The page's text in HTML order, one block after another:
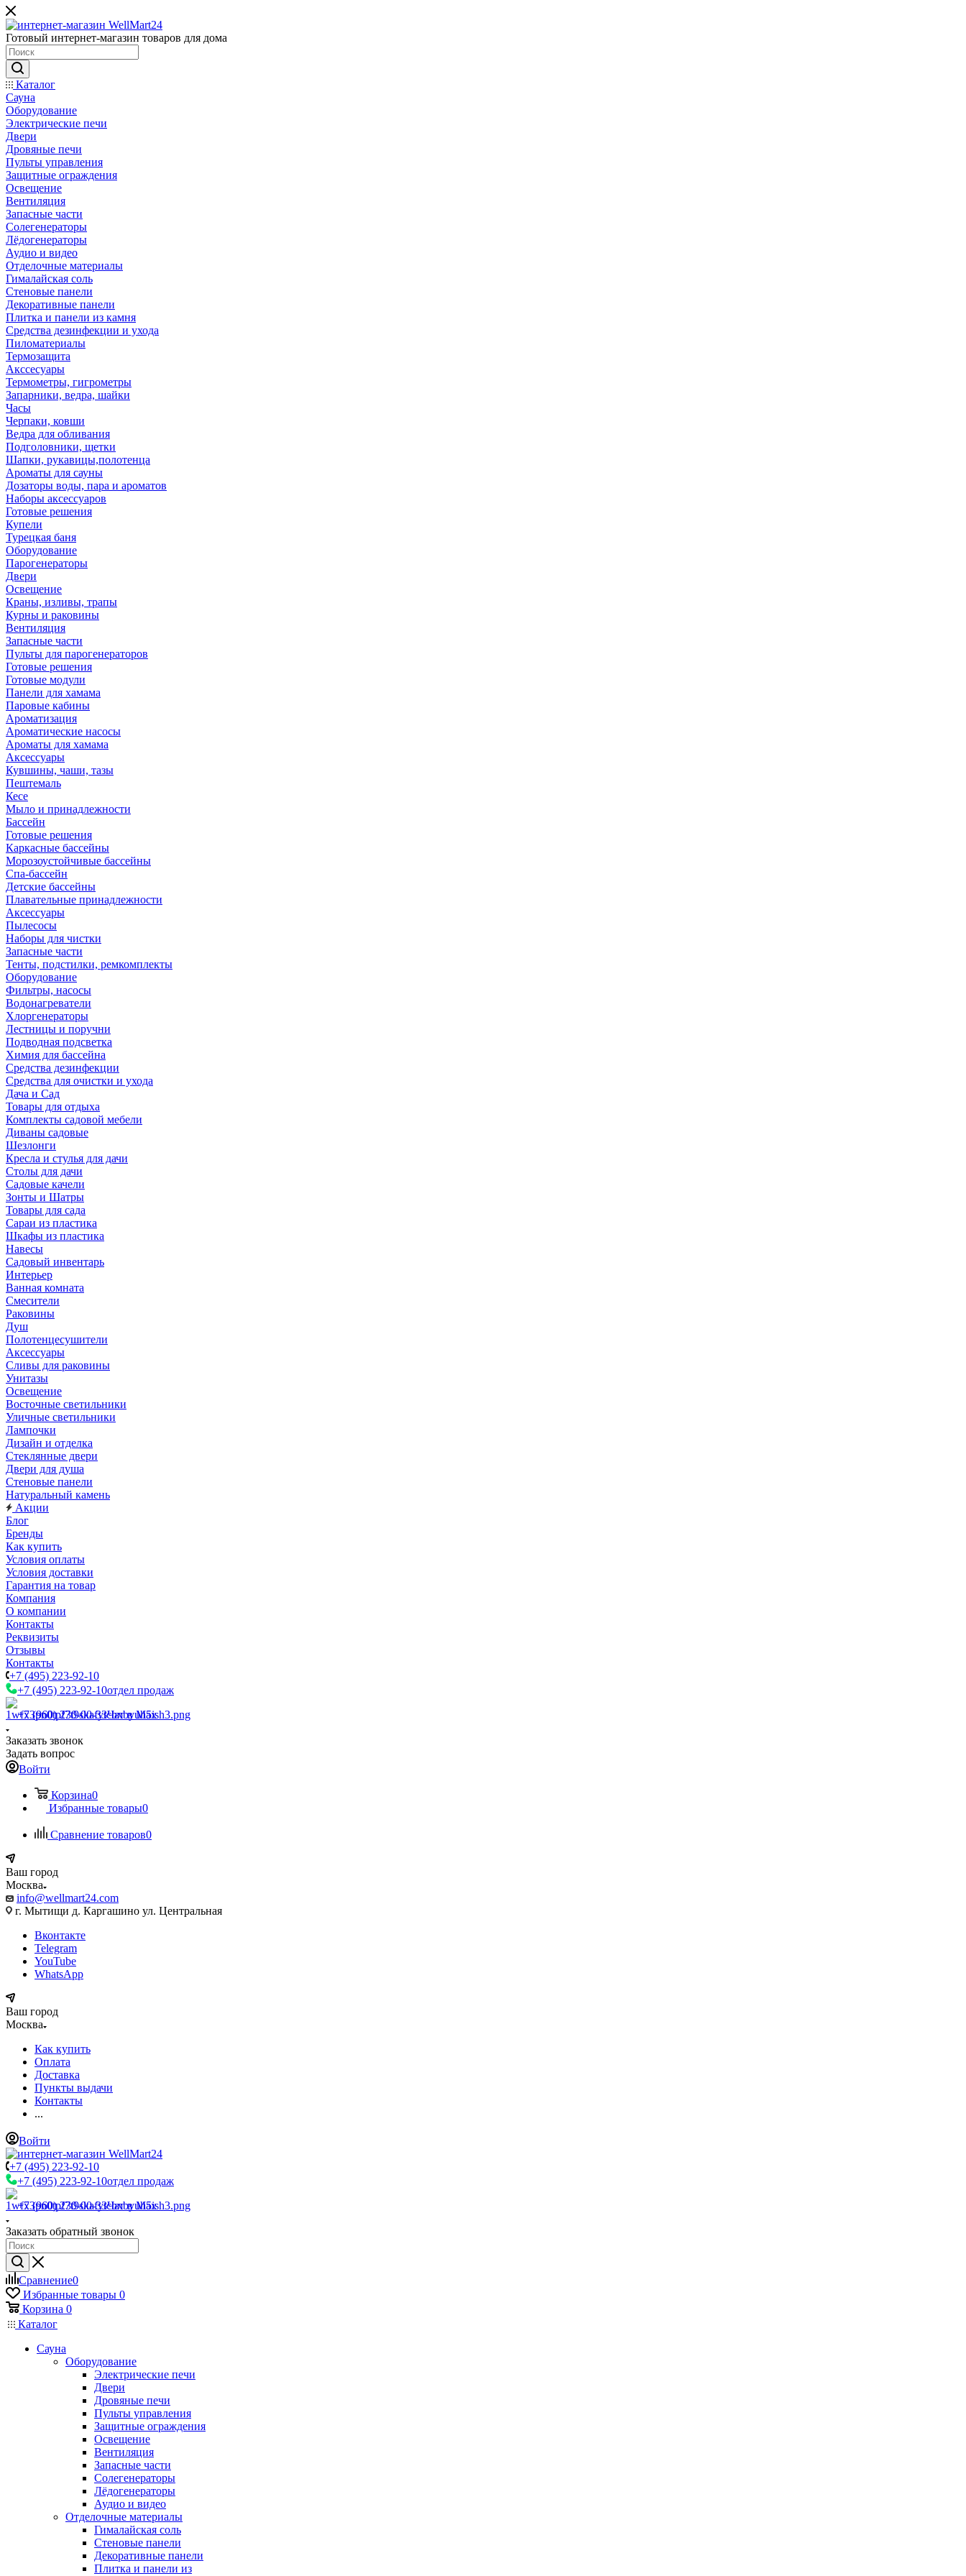
Готовый интернет-магазин товаров для дома
Каталог
Сауна
Оборудование
Электрические печи
Двери
Дровяные печи
Пульты управления
Защитные ограждения
Освещение
Вентиляция
Запасные части
Солегенераторы
Лёдогенераторы
Аудио и видео
Отделочные материалы
Гималайская соль
Стеновые панели
Декоративные панели
Плитка и панели из камня
Средства дезинфекции и ухода
Пиломатериалы
Термозащита
Аксcесуары
Термометры, гигрометры
Запарники, ведра, шайки
Часы
Черпаки, ковши
Ведра для обливания
Подголовники, щетки
Шапки, рукавицы,полотенца
Ароматы для сауны
Дозаторы воды, пара и ароматов
Наборы аксессуаров
Готовые решения
Купели
Турецкая баня
Оборудование
Парогенераторы
Двери
Освещение
Краны, изливы, трапы
Курны и раковины
Вентиляция
Запасные части
Пульты для парогенераторов
Готовые решения
Готовые модули
Панели для хамама
Паровые кабины
Ароматизация
Ароматические насосы
Ароматы для хамама
Аксессуары
Кувшины, чаши, тазы
Пештемаль
Кесе
Мыло и принадлежности
Бассейн
Готовые решения
Каркасные бассейны
Морозоустойчивые бассейны
Спа-бассейн
Детские бассейны
Плавательные принадлежности
Аксессуары
Пылесосы
Наборы для чистки
Запасные части
Тенты, подстилки, ремкомплекты
Оборудование
Фильтры, насосы
Водонагреватели
Хлоргенераторы
Лестницы и поручни
Подводная подсветка
Химия для бассейна
Средства дезинфекции
Средства для очистки и ухода
Дача и Сад
Товары для отдыха
Комплекты садовой мебели
Диваны садовые
Шезлонги
Кресла и стулья для дачи
Столы для дачи
Садовые качели
Зонты и Шатры
Товары для сада
Сараи из пластика
Шкафы из пластика
Навесы
Садовый инвентарь
Интерьер
Ванная комната
Смесители
Раковины
Душ
Полотенцесушители
Аксессуары
Сливы для раковины
Унитазы
Освещение
Восточные светильники
Уличные светильники
Лампочки
Дизайн и отделка
Стеклянные двери
Двери для душа
Стеновые панели
Натуральный камень
Акции
Блог
Бренды
Как купить
Условия оплаты
Условия доставки
Гарантия на товар
Компания
О компании
Контакты
Реквизиты
Отзывы
Контакты
+7 (495) 223-92-10
+7 (495) 223-92-10отдел продаж
+7 (960) 230-00-33Чат в Max
Заказать звонок
Задать вопрос
Войти
Корзина0
Избранные товары0
Сравнение товаров0
Ваш город
Москва
info@wellmart24.com
г. Мытищи д. Каргашино ул. Центральная
Вконтакте
Telegram
YouTube
WhatsApp
Ваш город
Москва
Как купить
Оплата
Доставка
Пункты выдачи
Контакты
...
Войти
+7 (495) 223-92-10
+7 (495) 223-92-10отдел продаж
+7 (960) 230-00-33Чат в Max
Заказать обратный звонок
Сравнение0
Избранные товары 0
Корзина 0
Каталог
Сауна
Оборудование
Электрические печи
Двери
Дровяные печи
Пульты управления
Защитные ограждения
Освещение
Вентиляция
Запасные части
Солегенераторы
Лёдогенераторы
Аудио и видео
Отделочные материалы
Гималайская соль
Стеновые панели
Декоративные панели
Плитка и панели из